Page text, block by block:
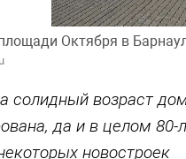
Октября в
солидный возраст
да и в целом 80-
новостроек